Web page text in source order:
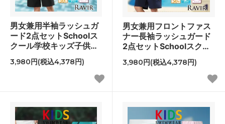
男女兼用半袖ラッシュガ
ード2点セットSchoolス
クール学校キッズ子供用
3,980円(税込4,378円)
男女兼用フロントファス
ナー長袖ラッシュガード
2点セットSchoolスクー
3,980円(税込4,378円)